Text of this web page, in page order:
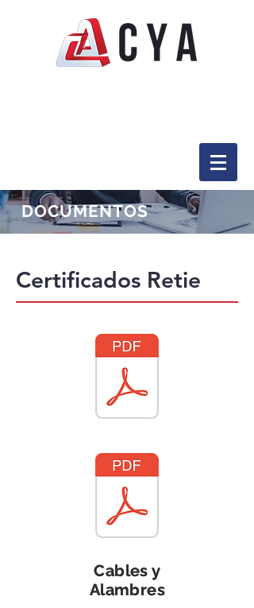
DOCUMENTOS
Certificados Retie
Cables y
Alambres
Cables y
Alambres